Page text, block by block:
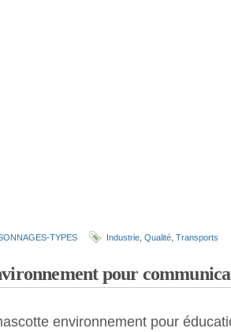
TYPES Industrie Qualité Transports
pour
environnement pour